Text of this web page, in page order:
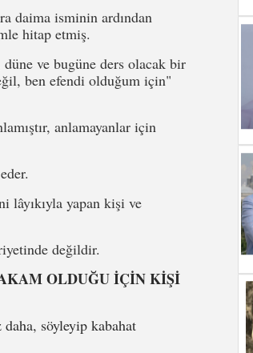
daima isminin ardından
hitap etmiş.
ve bugüne ders olacak bir
ben efendi olduğum için"
anlamayanlar için
lâyıkıyla yapan kişi ve
değildir.
OLDUĞU İÇİN KİŞİ
söyleyip kabahat